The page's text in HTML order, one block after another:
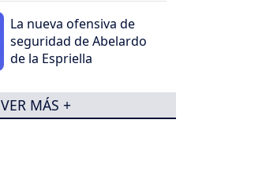
La nueva ofensiva de
seguridad de Abelardo
de la Espriella
VER MÁS +